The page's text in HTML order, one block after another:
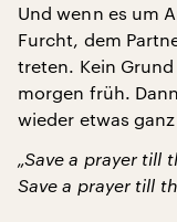
Und wenn es um
Furcht, dem
treten. Kein
morgen früh.
wieder etwas
„Save a prayer till
Save a prayer till